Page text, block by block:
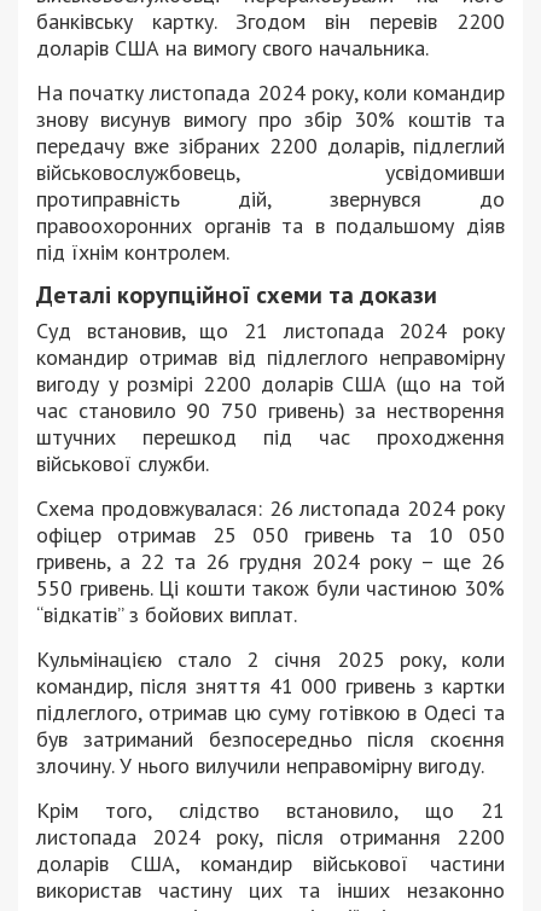
банківську картку. Згодом він перевів 2200
доларів США на вимогу свого начальника.
На початку листопада 2024 року, коли командир
знову висунув вимогу про збір 30% коштів та
передачу вже зібраних 2200 доларів, підлеглий
військовослужбовець, усвідомивши
протиправність дій, звернувся до
правоохоронних органів та в подальшому діяв
під їхнім контролем.
Деталі корупційної схеми та докази
Суд встановив, що 21 листопада 2024 року
командир отримав від підлеглого неправомірну
вигоду у розмірі 2200 доларів США (що на той
час становило 90 750 гривень) за нестворення
штучних перешкод під час проходження
військової служби.
Схема продовжувалася: 26 листопада 2024 року
офіцер отримав 25 050 гривень та 10 050
гривень, а 22 та 26 грудня 2024 року – ще 26
550 гривень. Ці кошти також були частиною 30%
“відкатів” з бойових виплат.
Кульмінацією стало 2 січня 2025 року, коли
командир, після зняття 41 000 гривень з картки
підлеглого, отримав цю суму готівкою в Одесі та
був затриманий безпосередньо після скоєння
злочину. У нього вилучили неправомірну вигоду.
Крім того, слідство встановило, що 21
листопада 2024 року, після отримання 2200
доларів США, командир військової частини
використав частину цих та інших незаконно